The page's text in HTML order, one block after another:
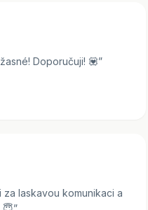
Doporučuji! 💟”
laskavou komunikaci a